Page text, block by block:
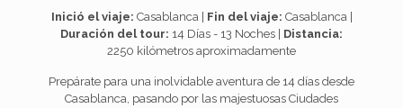
Inició el viaje: Casablanca | Fin del viaje: Casablanca |
Duración del tour: 14 Días - 13 Noches | Distancia:
2250 kilómetros aproximadamente
Prepárate para una inolvidable aventura de 14 días desde
Casablanca, pasando por las majestuosas Ciudades